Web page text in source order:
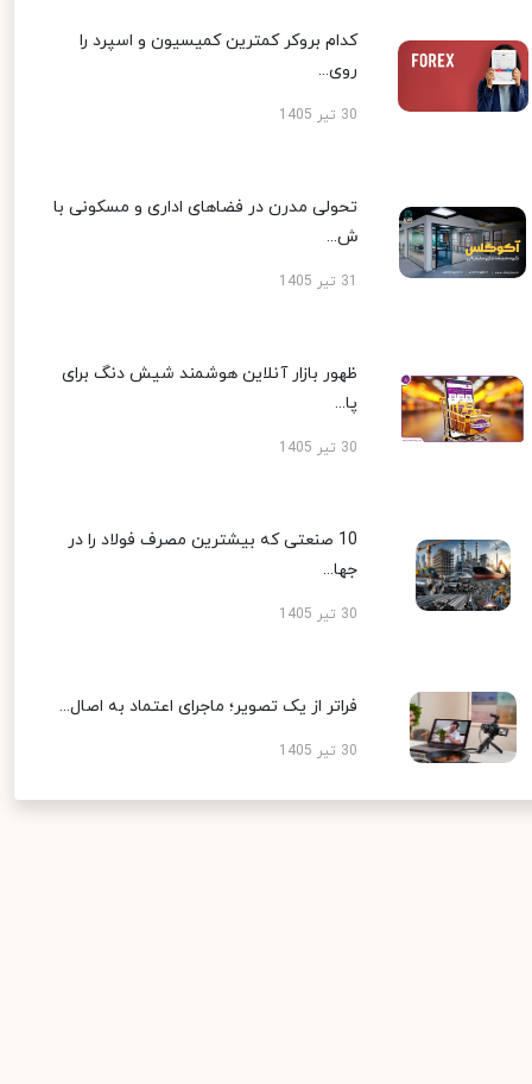
کدام بروکر کمترین کمیسیون و اسپرد را
روی...
30 تیر 1405
تحولی مدرن در فضاهای اداری و مسکونی با
ش...
ظهور بازار آنلاین هوشمند شیش دنگ برای
پا...
30 تیر 1405
10 صنعتی که بیشترین مصرف فولاد را در
جها...
30 تیر 1405
فراتر از یک تصویر؛ ماجرای اعتماد به اصال...
30 تیر 1405